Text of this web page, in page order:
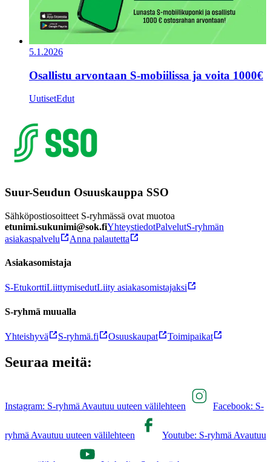
5.1.2026
Osallistu arvontaan S-mobiilissa ja voita 1000€
UutisetEdut
Suur-Seudun Osuuskauppa SSO
Sähköpostiosoitteet S-ryhmässä ovat muotoa
etunimi.sukunimi@sok.fiYhteystiedotPalvelutS-ryhmän
asiakaspalvelu
Anna palautetta
Asiakasomistaja
S-EtukorttiLiittymisedutLiity asiakasomistajaksi
S-ryhmä muualla
Yhteishyvä S-ryhmä.fi Osuuskaupat Toimipaikat
Seuraa meitä:
Instagram: S-ryhmä Avautuu uuteen välilehteen Facebook: S-
ryhmä Avautuu uuteen välilehteen Youtube: S-ryhmä Avautuu